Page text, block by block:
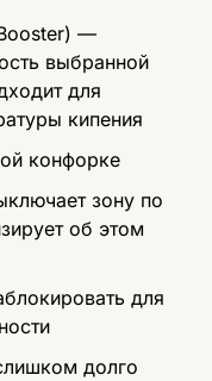
—
выбранной
для
кипения
конфорке
зону по
об этом
для
долго